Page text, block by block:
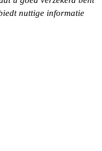
nuttige informatie